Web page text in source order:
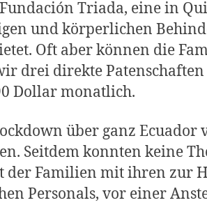
Triada, eine in
und körperlichen
Oft aber können die
drei direkte
Dollar monatlich.
über ganz Ecuador
Seitdem konnten keine
der Familien mit ihren zur
Personals, vor einer